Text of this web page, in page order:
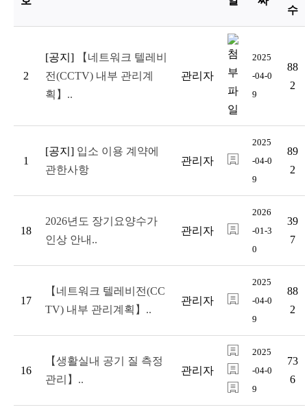
수
2
[공지]
【네트워크 텔레비
전(CCTV) 내부 관리계
획】..
관리자
2025
-04-0
9
88
2
1
[공지] 입소 이용 계약에
관한사항
관리자
2025
-04-0
9
89
2
18
2026년도 장기요양수가
인상 안내..
관리자
2026
-01-3
0
39
7
17
【네트워크 텔레비전(CC
TV) 내부 관리계획】..
관리자
2025
-04-0
9
88
2
16
【생활실내 공기 질 측정
관리】..
관리자
2025
-04-0
9
73
6